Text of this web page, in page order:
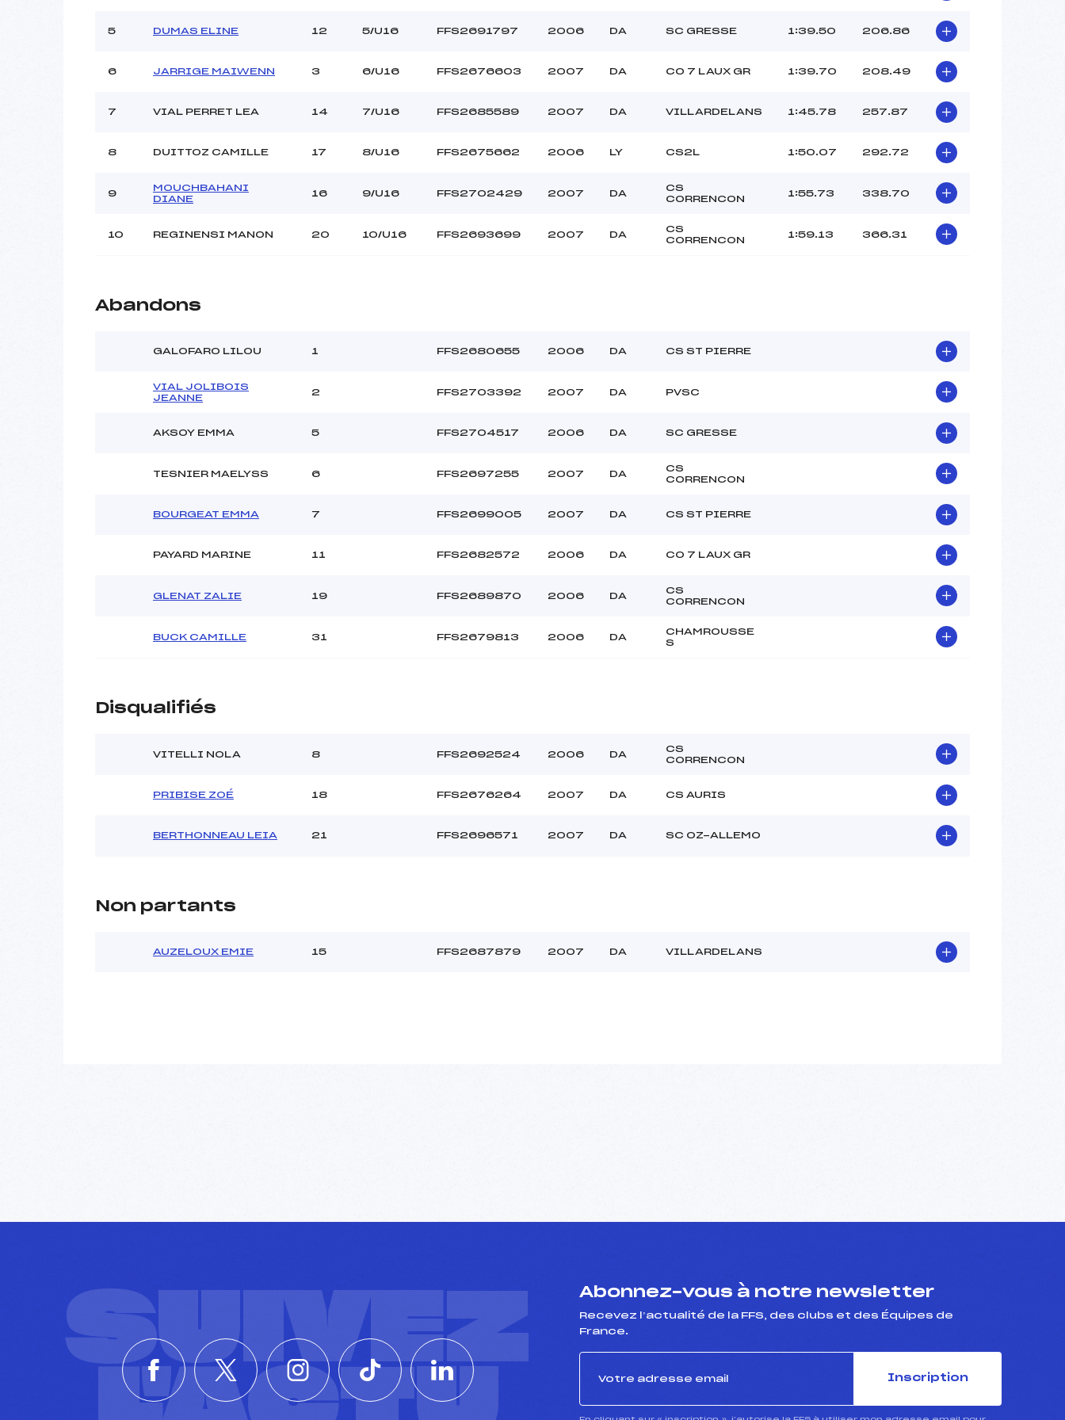
Ouvreurs C :
–
Ouvreurs C :
Pénalité appliquée :
128.6400
5 DUMAS ELINE 12 5/U16 FFS2691797 2006 DA SC GRESSE 1:39.50 206.86
6 JARRIGE MAIWENN 3 6/U16 FFS2676603 2007 DA CO 7 LAUX GR 1:39.70 208.49
7 VIAL PERRET LEA 14 7/U16 FFS2685589 2007 DA VILLARDELANS 1:45.78 257.87
8 DUITTOZ CAMILLE 17 8/U16 FFS2675662 2006 LY CS2L 1:50.07 292.72
9
MOUCHBAHANI
DIANE
16 9/U16 FFS2702429 2007 DA
CS
CORRENCON
1:55.73 338.70
10 REGINENSI MANON 20 10/U16 FFS2693699 2007 DA
CS
CORRENCON
1:59.13 366.31
Abandons
GALOFARO LILOU 1 FFS2680655 2006 DA CS ST PIERRE
VIAL JOLIBOIS
JEANNE
2 FFS2703392 2007 DA PVSC
AKSOY EMMA 5 FFS2704517 2006 DA SC GRESSE
TESNIER MAELYSS 6 FFS2697255 2007 DA
CS
CORRENCON
BOURGEAT EMMA 7 FFS2699005 2007 DA CS ST PIERRE
PAYARD MARINE 11 FFS2682572 2006 DA CO 7 LAUX GR
GLENAT ZALIE 19 FFS2689870 2006 DA
CS
CORRENCON
BUCK CAMILLE 31 FFS2679813 2006 DA
CHAMROUSSE
S
Disqualifiés
VITELLI NOLA 8 FFS2692524 2006 DA
CS
CORRENCON
PRIBISE ZOÉ 18 FFS2676264 2007 DA CS AURIS
BERTHONNEAU LEIA 21 FFS2696571 2007 DA SC OZ-ALLEMO
Non partants
AUZELOUX EMIE 15 FFS2687879 2007 DA VILLARDELANS
SUIVEZ Abonnez-vous à notre newsletter
Recevez l’actualité de la FFS, des clubs et des Équipes de
France.
Inscription